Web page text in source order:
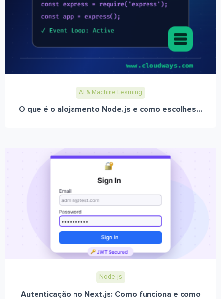
AI & Machine Learning
O que é o alojamento Node.js e como escolhes...
Node.js
Autenticação no Next.js: Como funciona e como